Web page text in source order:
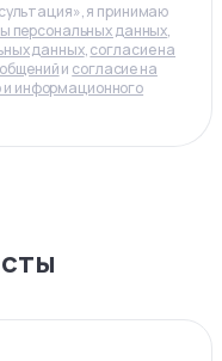
я принимаю
персональных данных,
данных,согласие на
и согласие на
и информационного